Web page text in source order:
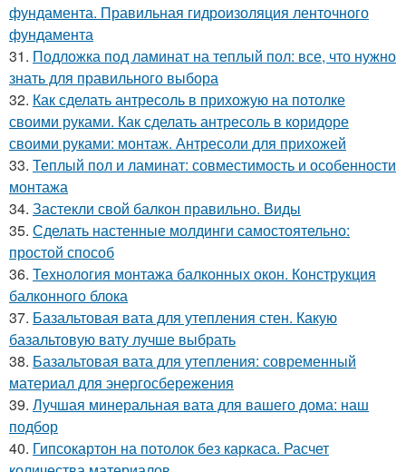
фундамента. Правильная гидроизоляция ленточного
фундамента
31. Подложка под ламинат на теплый пол: все, что нужно
знать для правильного выбора
32. Как сделать антресоль в прихожую на потолке
своими руками. Как сделать антресоль в коридоре
своими руками: монтаж. Антресоли для прихожей
33. Теплый пол и ламинат: совместимость и особенности
монтажа
34. Застекли свой балкон правильно. Виды
35. Сделать настенные молдинги самостоятельно:
простой способ
36. Технология монтажа балконных окон. Конструкция
балконного блока
37. Базальтовая вата для утепления стен. Какую
базальтовую вату лучше выбрать
38. Базальтовая вата для утепления: современный
материал для энергосбережения
39. Лучшая минеральная вата для вашего дома: наш
подбор
40. Гипсокартон на потолок без каркаса. Расчет